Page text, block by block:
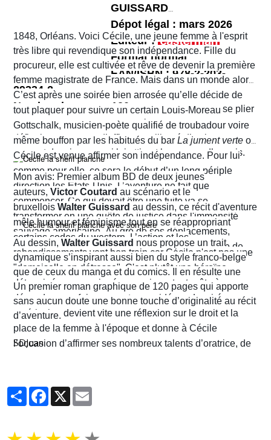
GUISSARD
Dépot légal : mars 2026
Editeur :
Format normal
EAN/ISBN : 978-2-203-
29334-2
Nombre de pages :120
1848, Orléans. Voici Cécile, une jeune femme à l'esprit
très libre qui revendique son indépendance. Fille du
procureur, elle est cultivée et rêve de devenir la première
femme magistrate de France. Mais dans un monde alors
très machiste, elle est confrontée à une institution
judiciaire exclusivement masculine. Refusant de se plier
aux conventions sociales de l'époque, elle ne cesse de
défier les normes et d’affirmer sa liberté d’action en
prenant des risques qui lui attirent beaucoup d’ennuis.
C’est après une soirée bien arrosée qu’elle décide de
tout plaquer pour suivre un certain Louis-Moreau
Gottschalk, musicien-poète qualifié de troubadour voire
même bouffon par les habitués du bar La jument verte où
Cécile est venue affirmer son indépendance. Pour lui
comme pour elle, ce sera le début d’un long périple
direction les États-Unis. L’aventure ne fait que
commencer. Ce qui devait être une fuite va se
transformer en une quête de justice dans l'immensité
sauvage américaine. Au gré de ses déplacements,
Cécile finira contre toute attente par troquer la robe de
juriste contre l'étoile de shérif…
Mon avis: Premier album BD de deux jeunes
auteurs, Victor Coutard au scénario et le
bruxellois Walter Guissard au dessin, ce récit d'aventure
mêle humour et féminisme tout en se réappropriant
certains codes du western. L’action et les
rebondissements vont bon train car Cécile n'est pas une
"demoiselle en détresse". C'est plutôt une héroïne
déterminée, un peu ingénue mais surtout prête à en
découdre pour faire respecter ses idéaux. La virée
américaine devient vite une réflexion sur le droit et la
place de la femme à l'époque et donne à Cécile
l’occasion d’affirmer ses nombreux talents d’oratrice, de
Au dessin, Walter Guissard nous propose un trait
dynamique s’inspirant aussi bien du style franco-belge
que de ceux du manga et du comics. Il en résulte une
narration visuelle hyper dynamique privilégiant le
mouvement et l'énergie, c'est le moins que l'on puisse
dire.
Un premier roman graphique de 120 pages qui apporte
sans aucun doute une bonne touche d’originalité au récit
d’aventure.
SDJuan
PartagerFacebook
X